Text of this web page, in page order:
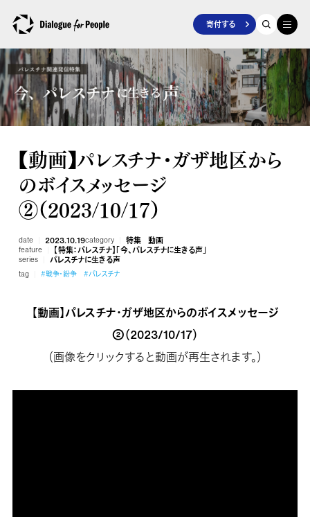
寄付する
【動画】パレスチナ・ガザ地区から
のボイスメッセージ
②（2023/10/17）
date 2023.10.19category 特集 動画
feature 【特集：パレスチナ】「今、パレスチナに生きる声」
series パレスチナに生きる声
tag #戦争・紛争 #パレスチナ
【動画】パレスチナ・ガザ地区からのボイスメッセージ
②（2023/10/17）
（画像をクリックすると動画が再生されます。）